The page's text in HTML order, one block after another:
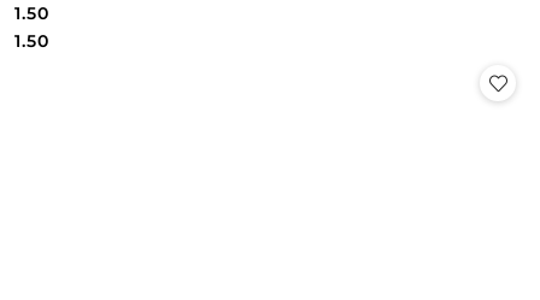
Cena:
1.50
Cena:
1.50